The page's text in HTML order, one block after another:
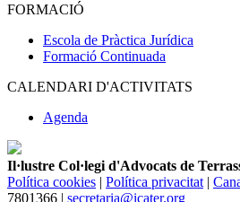
FORMACIÓ
Escola de Pràctica Jurídica
Formació Continuada
CALENDARI D'ACTIVITATS
Agenda
Il·lustre Col·legi d'Advocats de
Política cookies | Política privacitat |
7801366 | secretaria@icater.org